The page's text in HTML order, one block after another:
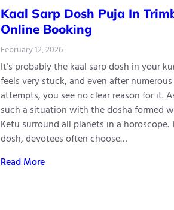
Kaal Sarp Dosh Puja In
Online Booking
February 12, 2026
It’s probably the kaal sarp dosh in your
feels very stuck, and even after
attempts, you see no clear reason for it.
such a situation with the dosha formed
Ketu surround all planets in a horoscope.
dosh, devotees often choose…
Read More